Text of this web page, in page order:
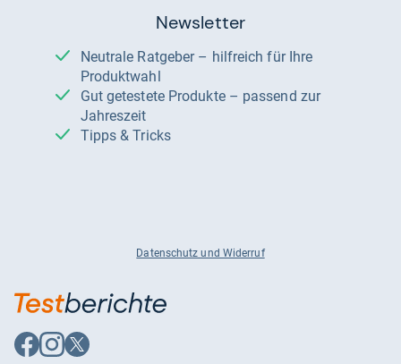
Newsletter
Neutrale Ratgeber – hilfreich für Ihre
Produktwahl
Gut getestete Produkte – passend zur
Jahreszeit
Tipps & Tricks
Datenschutz und Widerruf
Auf
Facebook
Auf
Instagram
Auf
X